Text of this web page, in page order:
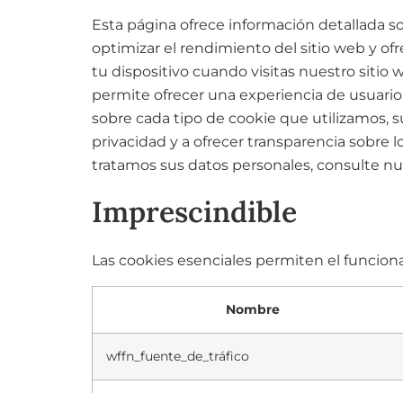
Esta página ofrece información detallada
optimizar el rendimiento del sitio web y
tu dispositivo cuando visitas nuestro sitio
permite ofrecer una experiencia de
sobre cada tipo de cookie que utilizamos,
privacidad y a ofrecer transparencia sobre
tratamos sus datos personales, consulte
Imprescindible
Las cookies esenciales permiten el
Nombre
wffn_fuente_de_tráfico